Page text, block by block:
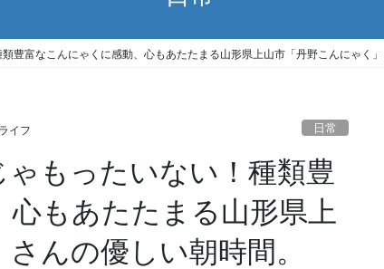
豊富なこんにゃくに感動、心もあたたまる山形県上山市「丹野こんにゃく」
イフ 日常
ゃもったいない！種類豊
もあたたまる山形県上
んの優しい朝時間。